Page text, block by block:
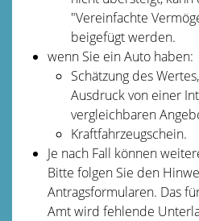
"Vereinfachte
beigefügt werden.
wenn Sie ein Auto haben:
Schätzung des
Ausdruck von einer
vergleichbaren
Kraftfahrzeugschein.
Je nach Fall können
Bitte folgen Sie den
Antragsformularen. Das
Amt wird fehlende